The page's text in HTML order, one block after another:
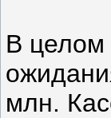
В целом
млн.